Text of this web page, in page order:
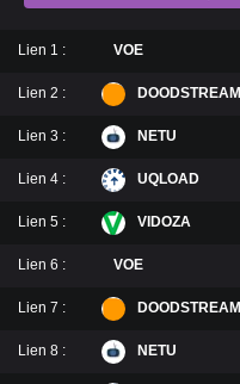
Lien 1 : VOE
Lien 2 : DOODSTREAM
Lien 3 : NETU
Lien 4 : UQLOAD
Lien 5 : VIDOZA
Lien 6 : VOE
Lien 7 : DOODSTREAM
Lien 8 : NETU